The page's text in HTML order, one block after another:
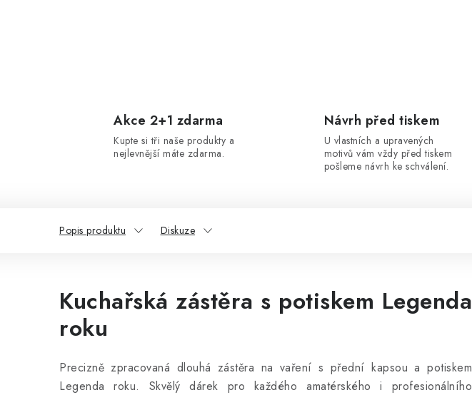
Akce 2+1 zdarma
Kupte si tři naše produkty a
nejlevnější máte zdarma.
Návrh před tiskem
U vlastních a upravených
motivů vám vždy před tiskem
pošleme návrh ke schválení.
Popis produktu Diskuze
Kuchařská zástěra s potiskem Legenda
roku
Precizně zpracovaná dlouhá zástěra na vaření s přední kapsou a potiskem
Legenda roku. Skvělý dárek pro každého amatérského i profesionálního